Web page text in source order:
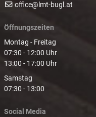
office@lmt-bugl.at
Öffnungszeiten
Montag - Freitag
07:30 - 12:00 Uhr
13:00 - 17:00 Uhr
Samstag
07:30 - 13:00
Social Media